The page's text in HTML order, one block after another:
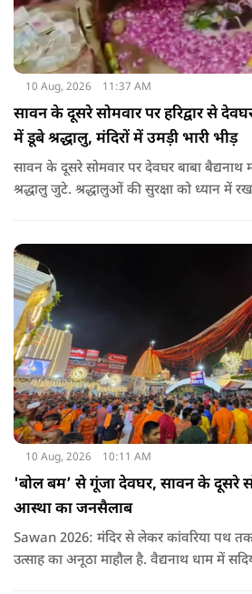
10 Aug, 2026 11:37 AM
सावन के दूसरे सोमवार पर हरिद्वार से
में डूबे श्रद्धालु, मंदिरों में उमड़ी भारी भीड़
सावन के दूसरे सोमवार पर देवघर बाबा बैद्यनाथ
श्रद्धालु जुटे. श्रद्धालुओं की सुरक्षा को ध्यान में
इतनी ज्यादा भीड़ है कि हम जल नहीं चढ़ा पाए.
नहीं जा पाए और बाहर आकर बैठ गए हैं.
10 Aug, 2026 10:11 AM
'बोल बम’ से गूंजा देवघर, सावन के दूसरे
आस्था का जनसैलाब
Sawan 2026: मंदिर से लेकर कांवरिया पथ
उत्साह का अनूठा माहौल है. वैद्यनाथ धाम में